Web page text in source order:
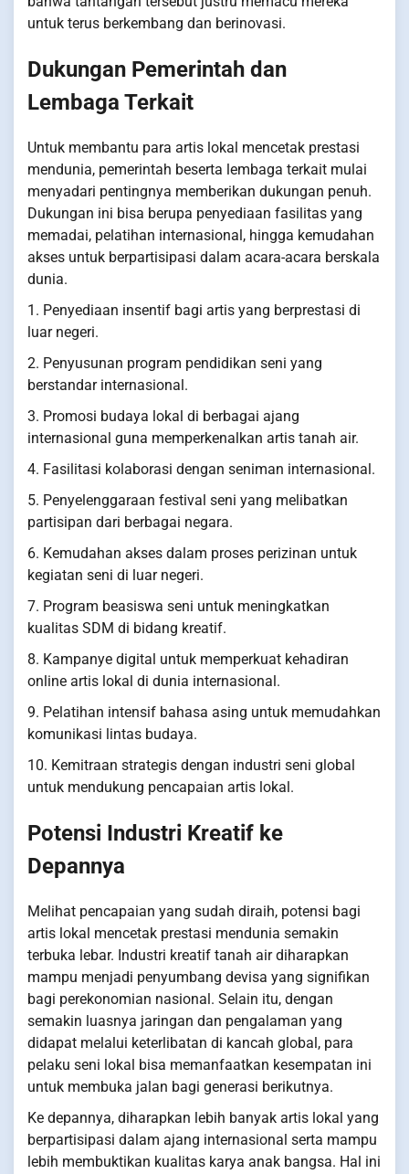
untuk terus berkembang dan berinovasi.
Dukungan Pemerintah dan
Lembaga Terkait
Untuk membantu para artis lokal mencetak prestasi
mendunia, pemerintah beserta lembaga terkait mulai
menyadari pentingnya memberikan dukungan penuh.
Dukungan ini bisa berupa penyediaan fasilitas yang
memadai, pelatihan internasional, hingga kemudahan
akses untuk berpartisipasi dalam acara-acara berskala
dunia.
1. Penyediaan insentif bagi artis yang berprestasi di
luar negeri.
2. Penyusunan program pendidikan seni yang
berstandar internasional.
3. Promosi budaya lokal di berbagai ajang
internasional guna memperkenalkan artis tanah air.
4. Fasilitasi kolaborasi dengan seniman internasional.
5. Penyelenggaraan festival seni yang melibatkan
partisipan dari berbagai negara.
6. Kemudahan akses dalam proses perizinan untuk
kegiatan seni di luar negeri.
7. Program beasiswa seni untuk meningkatkan
kualitas SDM di bidang kreatif.
8. Kampanye digital untuk memperkuat kehadiran
online artis lokal di dunia internasional.
9. Pelatihan intensif bahasa asing untuk memudahkan
komunikasi lintas budaya.
10. Kemitraan strategis dengan industri seni global
untuk mendukung pencapaian artis lokal.
Potensi Industri Kreatif ke
Depannya
Melihat pencapaian yang sudah diraih, potensi bagi
artis lokal mencetak prestasi mendunia semakin
terbuka lebar. Industri kreatif tanah air diharapkan
mampu menjadi penyumbang devisa yang signifikan
bagi perekonomian nasional. Selain itu, dengan
semakin luasnya jaringan dan pengalaman yang
didapat melalui keterlibatan di kancah global, para
pelaku seni lokal bisa memanfaatkan kesempatan ini
untuk membuka jalan bagi generasi berikutnya.
Ke depannya, diharapkan lebih banyak artis lokal yang
berpartisipasi dalam ajang internasional serta mampu
lebih membuktikan kualitas karya anak bangsa. Hal ini